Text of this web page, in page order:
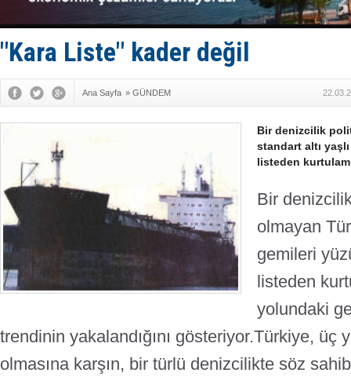
35 milyon
İnsansız
"Kara Liste" kader değil
Ana Sayfa » GÜNDEM
Bir denizcilik
standart altı
listeden
Bir
olmayan
gemileri
listeden
yolundaki
trendinin yakalandığını gösteriyor.Türkiye, üç
olmasına karşın, bir türlü denizcilikte söz